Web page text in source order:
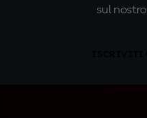
sul